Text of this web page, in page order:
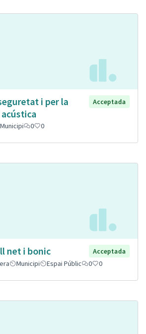
i per la
Acceptada
Municipi 0 0
net i bonic
Acceptada
Municipi Espai Públic 0 0